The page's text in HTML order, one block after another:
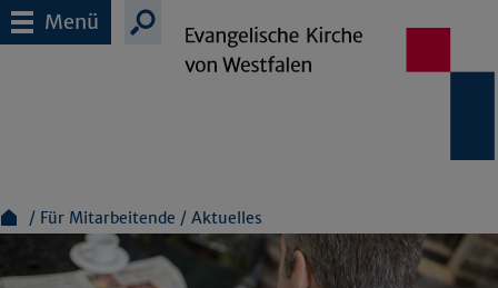
Menü
Für Mitarbeitende Aktuelles